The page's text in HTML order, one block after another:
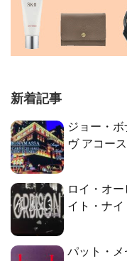
新着記事
ジョー・
ヴ アコー
ロイ・オ
イト・ナイ
パット・